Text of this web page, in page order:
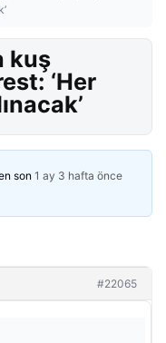
kuş
‘Her
son 1 ay 3 hafta önce
#22065